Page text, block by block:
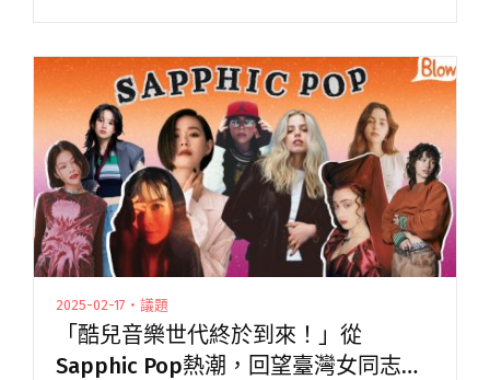
子，他們毫無保留「剝開自己」，在身體與情感
只泡進河水、滿身泥濘閱讀全文 "柯泯薰跨足演
戲 首次大銀幕演出電影《河鰻》"
2025-02-17・議題
「酷兒音樂世代終於到來！」從
Sapphic Pop熱潮，回望臺灣女同志音